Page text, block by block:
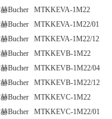
Bucher MTKKEVA-1M22
Bucher MTKKEVA-1M22/01
Bucher MTKKEVA-1M22/12
Bucher MTKKEVB-1M22
Bucher MTKKEVB-1M22/04
Bucher MTKKEVB-1M22/12
Bucher MTKKEVC-1M22
Bucher MTKKEVC-1M22/01